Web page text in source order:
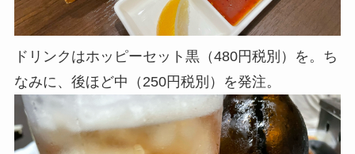
ドリンクはホッピーセット黒（480円税別）を。ち
なみに、後ほど中（250円税別）を発注。